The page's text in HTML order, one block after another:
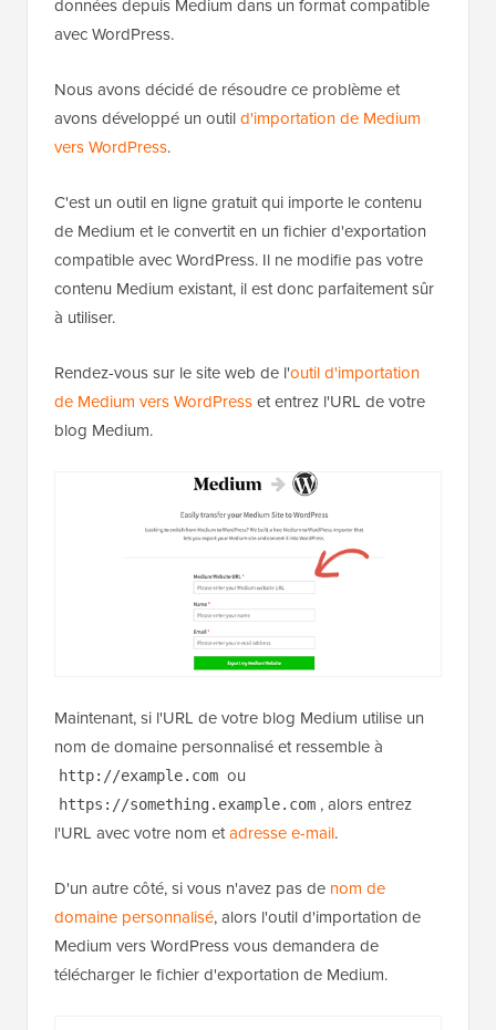
données depuis Medium dans un format compatible
avec WordPress.
Nous avons décidé de résoudre ce problème et
avons développé un outild'importation de Medium
vers WordPress.
C'est un outil en ligne gratuit qui importe le contenu
de Medium et le convertit en un fichier d'exportation
compatible avec WordPress. Il ne modifie pas votre
contenu Medium existant, il est donc parfaitement sûr
à utiliser.
Rendez-vous sur le site web de l'outil d'importation
de Medium vers WordPresset entrez l'URL de votre
blog Medium.
Maintenant, si l'URL de votre blog Medium utilise un
nom de domaine personnalisé et ressemble à
http://example.com ou
https://something.example.com , alors entrez
l'URL avec votre nom etadresse e-mail.
D'un autre côté, si vous n'avez pas de nom de
domaine personnalisé, alors l'outil d'importation de
Medium vers WordPress vous demandera de
télécharger le fichier d'exportation de Medium.